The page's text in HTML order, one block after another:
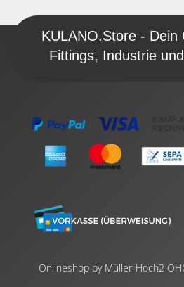
KULANO.Store - Dein
Fittings, Industrie
Onlineshop by Müller-Hoch2